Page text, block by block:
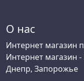
О нас
Интернет магазин
Интернет магазин
Днепр, Запорожье